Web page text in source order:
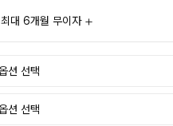
최대 6개월 무이자